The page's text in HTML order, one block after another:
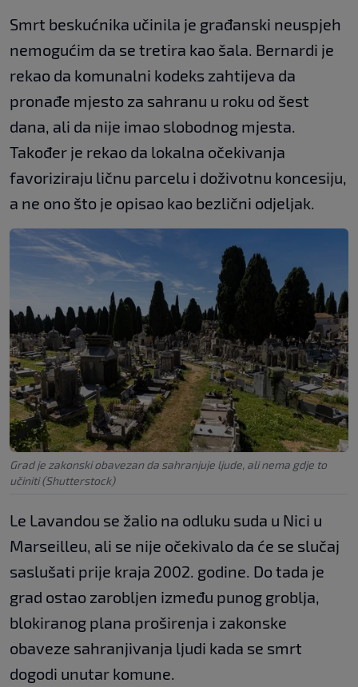
Smrt beskućnika učinila je građanski neuspjeh
nemogućim da se tretira kao šala. Bernardi je
rekao da komunalni kodeks zahtijeva da
pronađe mjesto za sahranu u roku od šest
dana, ali da nije imao slobodnog mjesta.
Također je rekao da lokalna očekivanja
favoriziraju ličnu parcelu i doživotnu koncesiju,
a ne ono što je opisao kao bezlični odjeljak.
Grad je zakonski obavezan da sahranjuje ljude, ali nema gdje to
učiniti (Shutterstock)
Le Lavandou se žalio na odluku suda u Nici u
Marseilleu, ali se nije očekivalo da će se slučaj
saslušati prije kraja 2002. godine. Do tada je
grad ostao zarobljen između punog groblja,
blokiranog plana proširenja i zakonske
obaveze sahranjivanja ljudi kada se smrt
dogodi unutar komune.